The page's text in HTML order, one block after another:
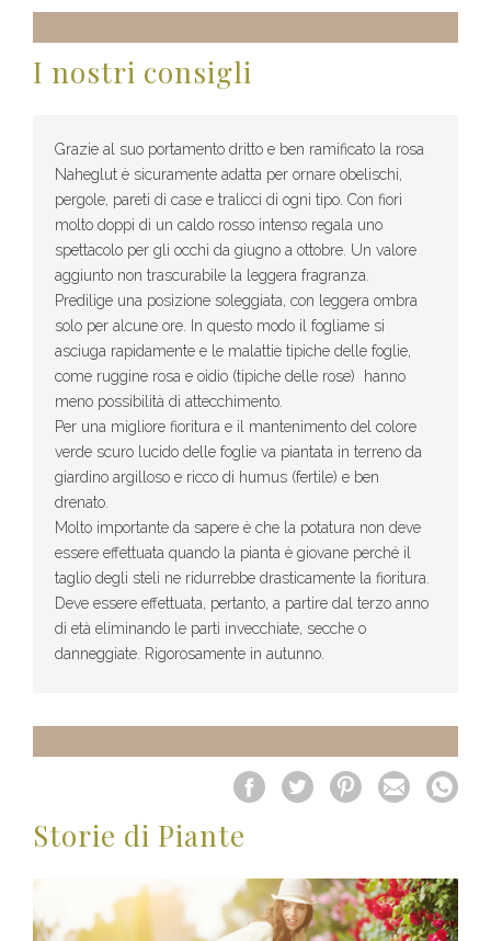
I nostri consigli
Grazie al suo portamento dritto e ben ramificato la rosa
Naheglut è sicuramente adatta per ornare obelischi,
pergole, pareti di case e tralicci di ogni tipo. Con fiori
molto doppi di un caldo rosso intenso regala uno
spettacolo per gli occhi da giugno a ottobre. Un valore
aggiunto non trascurabile la leggera fragranza.
Predilige una posizione soleggiata, con leggera ombra
solo per alcune ore. In questo modo il fogliame si
asciuga rapidamente e le malattie tipiche delle foglie,
come ruggine rosa e oidio (tipiche delle rose) hanno
meno possibilità di attecchimento.
Per una migliore fioritura e il mantenimento del colore
verde scuro lucido delle foglie va piantata in terreno da
giardino argilloso e ricco di humus (fertile) e ben
drenato.
Molto importante da sapere è che la potatura non deve
essere effettuata quando la pianta è giovane perché il
taglio degli steli ne ridurrebbe drasticamente la fioritura.
Deve essere effettuata, pertanto, a partire dal terzo anno
di età eliminando le parti invecchiate, secche o
danneggiate. Rigorosamente in autunno.
Storie di Piante